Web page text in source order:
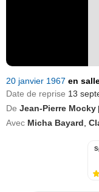
20 janvier 1967 en
Date de reprise 13
De Jean-Pierre Mocky
Avec Micha Bayard